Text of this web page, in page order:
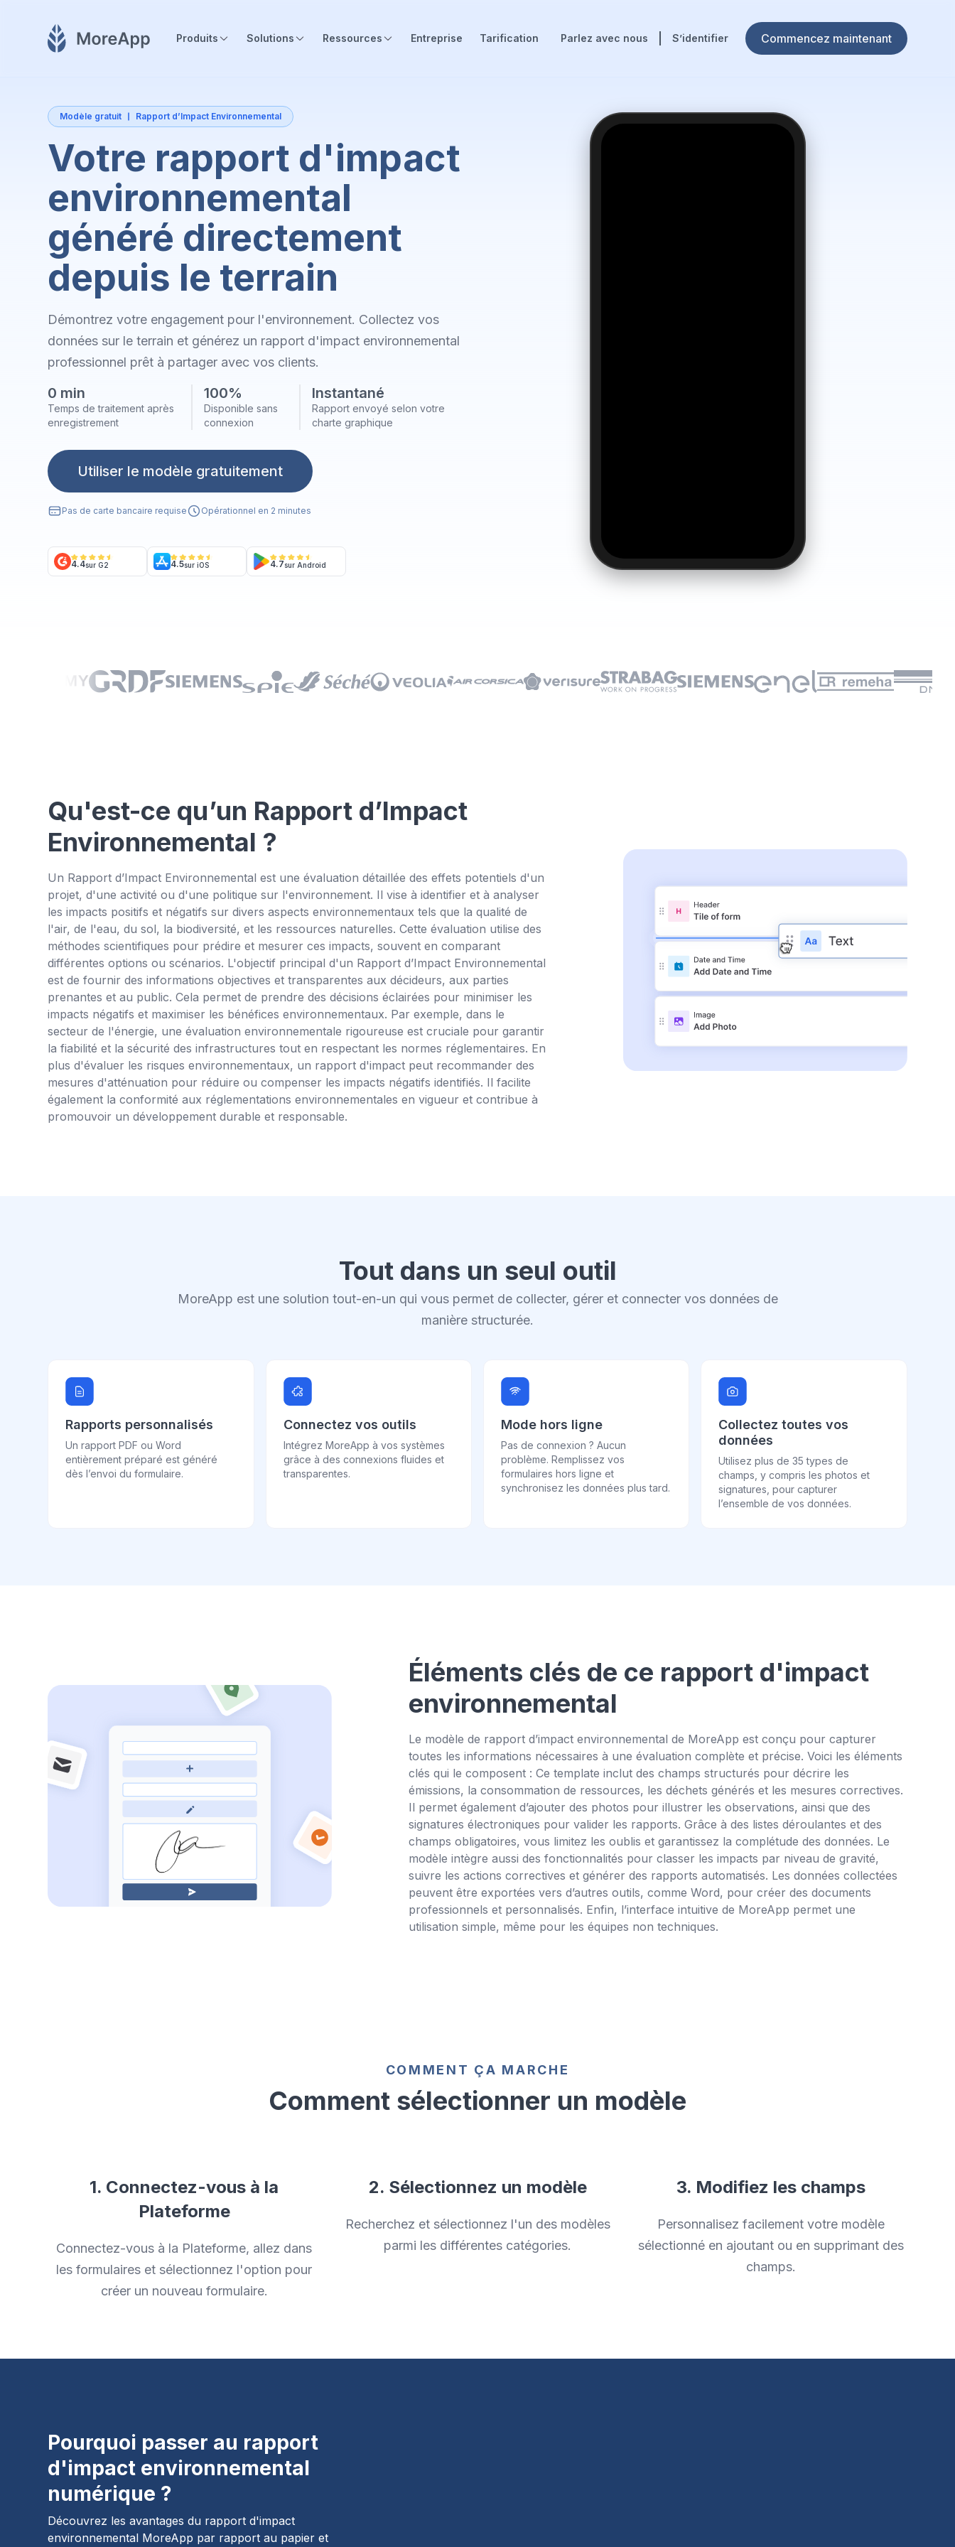
Produits Solutions Ressources Entreprise Tarification Parlez avec nous S’identifier Commencez maintenant
Modèle gratuit Rapport d’Impact Environnemental
Votre rapport d'impact
environnemental
généré directement
depuis le terrain
Démontrez votre engagement pour l'environnement. Collectez vos
données sur le terrain et générez un rapport d'impact environnemental
professionnel prêt à partager avec vos clients.
0 min
Temps de traitement après
enregistrement
100%
Disponible sans
connexion
Instantané
Rapport envoyé selon votre
charte graphique
Utiliser le modèle gratuitement
Pas de carte bancaire requise Opérationnel en 2 minutes
4.4sur G2 4.5sur iOS 4.7sur Android
Qu'est-ce qu’un Rapport d’Impact
Environnemental ?
Un Rapport d’Impact Environnemental est une évaluation détaillée des effets potentiels d'un
projet, d'une activité ou d'une politique sur l'environnement. Il vise à identifier et à analyser
les impacts positifs et négatifs sur divers aspects environnementaux tels que la qualité de
l'air, de l'eau, du sol, la biodiversité, et les ressources naturelles. Cette évaluation utilise des
méthodes scientifiques pour prédire et mesurer ces impacts, souvent en comparant
différentes options ou scénarios. L'objectif principal d'un Rapport d’Impact Environnemental
est de fournir des informations objectives et transparentes aux décideurs, aux parties
prenantes et au public. Cela permet de prendre des décisions éclairées pour minimiser les
impacts négatifs et maximiser les bénéfices environnementaux. Par exemple, dans le
secteur de l'énergie, une évaluation environnementale rigoureuse est cruciale pour garantir
la fiabilité et la sécurité des infrastructures tout en respectant les normes réglementaires. En
plus d'évaluer les risques environnementaux, un rapport d'impact peut recommander des
mesures d'atténuation pour réduire ou compenser les impacts négatifs identifiés. Il facilite
également la conformité aux réglementations environnementales en vigueur et contribue à
promouvoir un développement durable et responsable.
Tout dans un seul outil
MoreApp est une solution tout-en-un qui vous permet de collecter, gérer et connecter vos données de
manière structurée.
Rapports personnalisés
Un rapport PDF ou Word
entièrement préparé est généré
dès l’envoi du formulaire.
Connectez vos outils
Intégrez MoreApp à vos systèmes
grâce à des connexions fluides et
transparentes.
Mode hors ligne
Pas de connexion ? Aucun
problème. Remplissez vos
formulaires hors ligne et
synchronisez les données plus tard.
Collectez toutes vos
données
Utilisez plus de 35 types de
champs, y compris les photos et
signatures, pour capturer
l’ensemble de vos données.
Éléments clés de ce rapport d'impact
environnemental
Le modèle de rapport d’impact environnemental de MoreApp est conçu pour capturer
toutes les informations nécessaires à une évaluation complète et précise. Voici les éléments
clés qui le composent : Ce template inclut des champs structurés pour décrire les
émissions, la consommation de ressources, les déchets générés et les mesures correctives.
Il permet également d’ajouter des photos pour illustrer les observations, ainsi que des
signatures électroniques pour valider les rapports. Grâce à des listes déroulantes et des
champs obligatoires, vous limitez les oublis et garantissez la complétude des données. Le
modèle intègre aussi des fonctionnalités pour classer les impacts par niveau de gravité,
suivre les actions correctives et générer des rapports automatisés. Les données collectées
peuvent être exportées vers d’autres outils, comme Word, pour créer des documents
professionnels et personnalisés. Enfin, l’interface intuitive de MoreApp permet une
utilisation simple, même pour les équipes non techniques.
COMMENT ÇA MARCHE
Comment sélectionner un modèle
1. Connectez-vous à la
Plateforme
Connectez-vous à la Plateforme, allez dans
les formulaires et sélectionnez l'option pour
créer un nouveau formulaire.
2. Sélectionnez un modèle
Recherchez et sélectionnez l'un des modèles
parmi les différentes catégories.
3. Modifiez les champs
Personnalisez facilement votre modèle
sélectionné en ajoutant ou en supprimant des
champs.
Pourquoi passer au rapport
d'impact environnemental
numérique ?
Découvrez les avantages du rapport d'impact
environnemental MoreApp par rapport au papier et